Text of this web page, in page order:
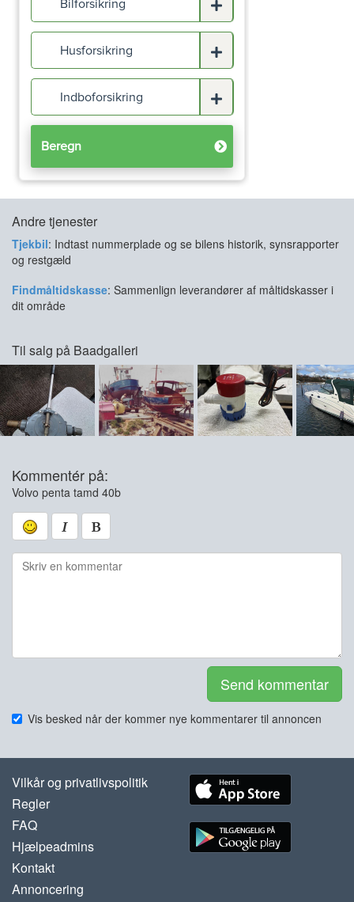
Andre tjenester
Tjekbil: Indtast nummerplade og se bilens historik, synsrapporter
og restgæld
Findmåltidskasse: Sammenlign leverandører af måltidskasser i
dit område
Til salg på Baadgalleri
Kommentér på:
Volvo penta tamd 40b
Send kommentar
Vis besked når der kommer nye kommentarer til annoncen
Vilkår og privatlivspolitik
Regler
FAQ
Hjælpeadmins
Kontakt
Annoncering